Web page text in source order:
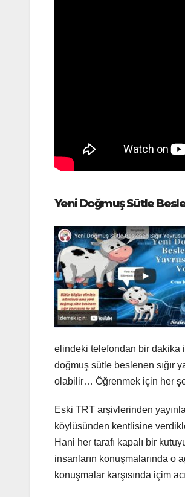
Yeni Doğmuş Sütle
elindeki telefondan bir dakika
doğmuş sütle beslenen sığır
olabilir… Öğrenmek için her
Eski TRT arşivlerinden
köylüsünden kentlisine
Hani her tarafı kapalı bir
insanların konuşmalarında o
konuşmalar karşısında içim